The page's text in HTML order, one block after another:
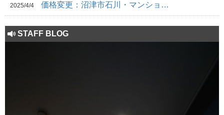
2025/4/4 価格変更：沼津市石川・マンショ…
STAFF BLOG